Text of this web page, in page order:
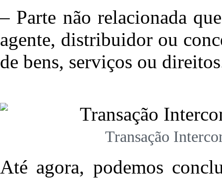
– Parte não relacionada
agente, distribuidor ou
de bens, serviços ou
Transação
Até agora, podemos